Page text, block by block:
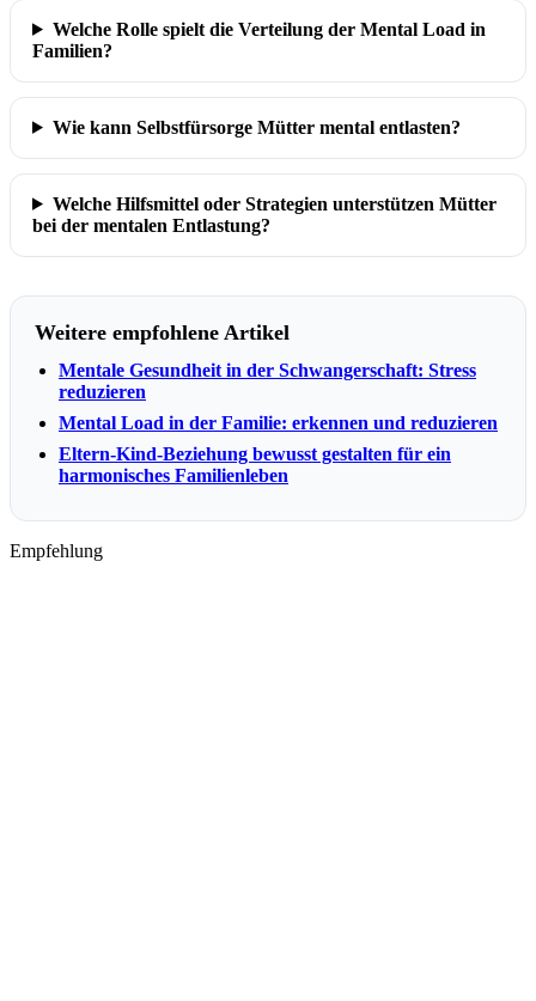
Welche Rolle spielt die Verteilung der Mental Load in
Familien?
Wie kann Selbstfürsorge Mütter mental entlasten?
Welche Hilfsmittel oder Strategien unterstützen Mütter
bei der mentalen Entlastung?
Weitere empfohlene Artikel
Mentale Gesundheit in der Schwangerschaft: Stress
reduzieren
Mental Load in der Familie: erkennen und reduzieren
Eltern-Kind-Beziehung bewusst gestalten für ein
harmonisches Familienleben
Empfehlung